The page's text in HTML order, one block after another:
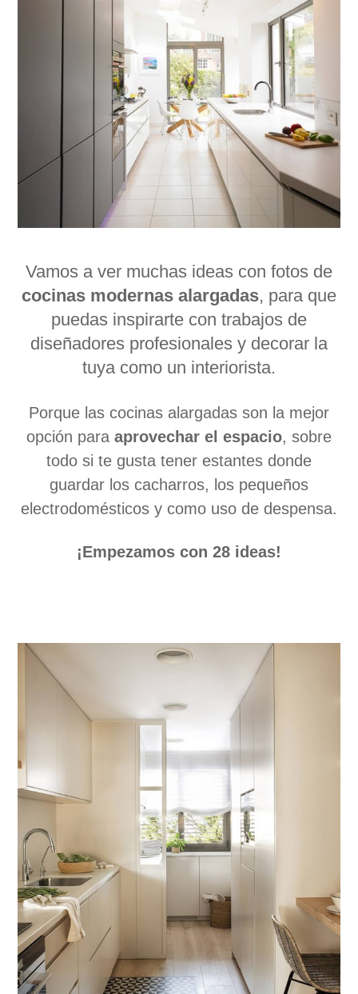
Vamos a ver muchas ideas con fotos de
cocinas modernas alargadas, para que
puedas inspirarte con trabajos de
diseñadores profesionales y decorar la
tuya como un interiorista.
Porque las cocinas alargadas son la mejor
opción para aprovechar el espacio, sobre
todo si te gusta tener estantes donde
guardar los cacharros, los pequeños
electrodomésticos y como uso de despensa.
¡Empezamos con 28 ideas!